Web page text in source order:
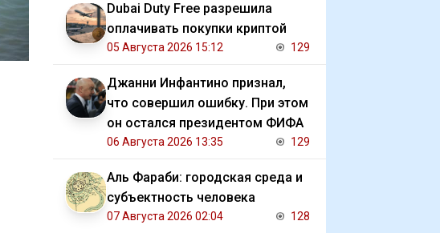
Dubai Duty Free разрешила
оплачивать покупки криптой
05 Августа 2026 15:12 129
Джанни Инфантино признал,
что совершил ошибку. При этом
он остался президентом ФИФА
06 Августа 2026 13:35 129
Аль Фараби: городская среда и
субъектность человека
07 Августа 2026 02:04 128